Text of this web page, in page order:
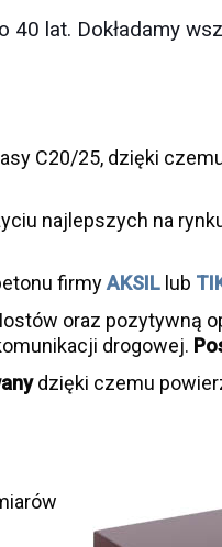
lat. Dokładamy
C20/25, dzięki
najlepszych na
firmyAKSIL lub
oraz pozytywną
drogowej.
dzięki czemu